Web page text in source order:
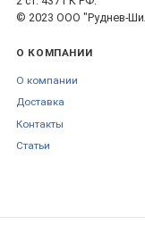
© 2023 ООО "Руднев-
О КОМПАНИИ
О компании
Доставка
Контакты
Статьи